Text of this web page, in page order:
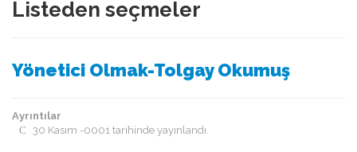
RESMI SITE
GÖZTEPE'NIN ENLERI
KÜNYE/TEMSILCILIKLER
TOPLANTILAR
Listeden seçmeler
Yönetici Olmak-Tolgay Okumuş
Ayrıntılar
30 Kasım -0001 tarihinde yayınlandı.